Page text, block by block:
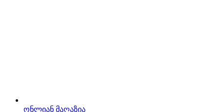
ონლიან მაღაზია